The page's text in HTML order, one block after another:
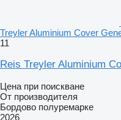
Treyler Aluminium Cover
11
Reis Treyler Aluminium
Цена при поискване
От производителя
Бордово полуремарке
2026